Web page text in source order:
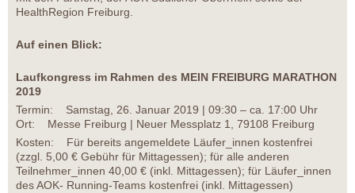
HealthRegion Freiburg.
Auf einen Blick:
Laufkongress im Rahmen des MEIN FREIBURG MARATHON
2019
Termin: Samstag, 26. Januar 2019 | 09:30 – ca. 17:00 Uhr
Ort: Messe Freiburg | Neuer Messplatz 1, 79108 Freiburg
Kosten: Für bereits angemeldete Läufer_innen kostenfrei
(zzgl. 5,00 € Gebühr für Mittagessen); für alle anderen
Teilnehmer_innen 40,00 € (inkl. Mittagessen); für Läufer_innen
des AOK- Running-Teams kostenfrei (inkl. Mittagessen)